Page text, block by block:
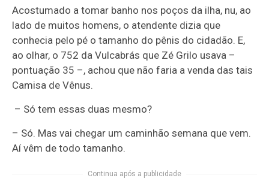
Acostumado a tomar banho nos poços da ilha, nu, ao
lado de muitos homens, o atendente dizia que
conhecia pelo pé o tamanho do pênis do cidadão. E,
ao olhar, o 752 da Vulcabrás que Zé Grilo usava –
pontuação 35 –, achou que não faria a venda das tais
Camisa de Vênus.
– Só tem essas duas mesmo?
– Só. Mas vai chegar um caminhão semana que vem.
Aí vêm de todo tamanho.
Continua após a publicidade